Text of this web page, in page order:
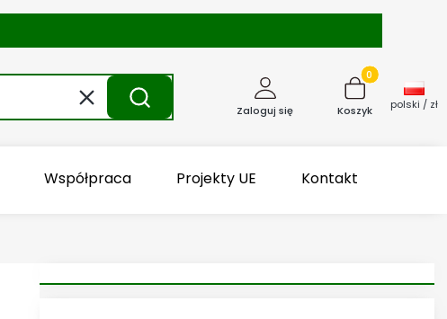
WyczyśćSzukaj Zaloguj się
Produkty w
Koszyk polski / zł
Współpraca Projekty UE Kontakt